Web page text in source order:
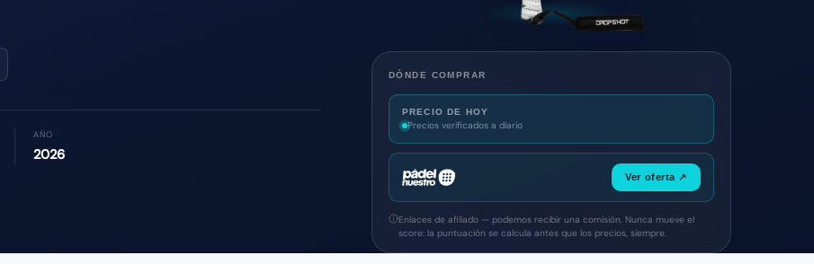
AÑO
2026
DÓNDE COMPRAR
PRECIO DE HOY
Precios verificados a diario
Ver oferta ↗
Enlaces de afiliado — podemos recibir una comisión. Nunca mueve el
score: la puntuación se calcula antes que los precios, siempre.